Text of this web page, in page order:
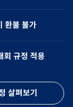
환불 불가
회 규정 적용
살펴보기